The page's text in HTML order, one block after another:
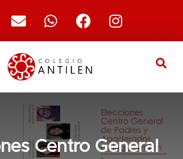
Centro General